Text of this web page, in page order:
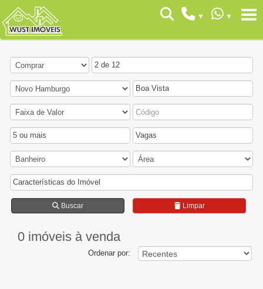
2 de 12
Boa Vista
5 ou mais Vagas
Características do Imóvel
Buscar Limpar
0 imóveis à venda
Ordenar por: